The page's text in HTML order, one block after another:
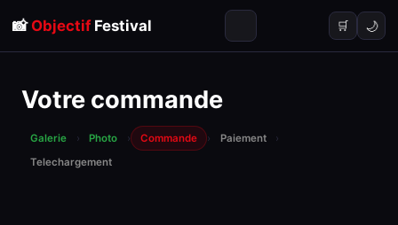
📸 ObjectifFestival 🛒 🌙
Votre commande
Galerie › Photo › Commande › Paiement
›
Telechargement